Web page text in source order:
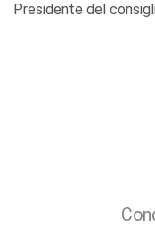
Presidente del